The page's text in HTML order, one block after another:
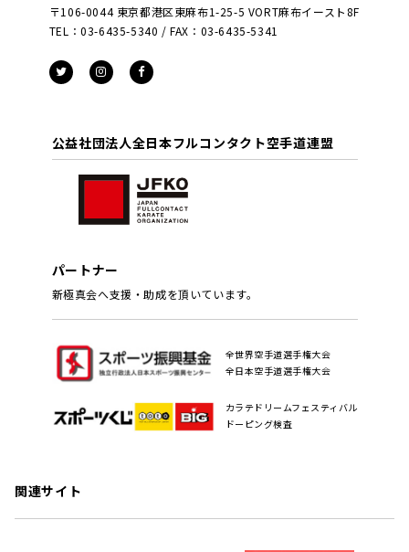
〒106-0044 東京都港区東麻布1-25-5 VORT麻布イースト8F
TEL：03-6435-5340 / FAX：03-6435-5341
公益社団法人全日本フルコンタクト空手道連盟
パートナー
新極真会へ支援・助成を頂いています。
全世界空手道選手権大会
全日本空手道選手権大会
カラテドリームフェスティバル
ドーピング検査
関連サイト